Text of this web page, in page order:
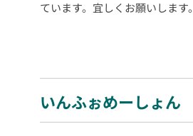
ています。宜しくお願いします。
いんふぉめーしょん